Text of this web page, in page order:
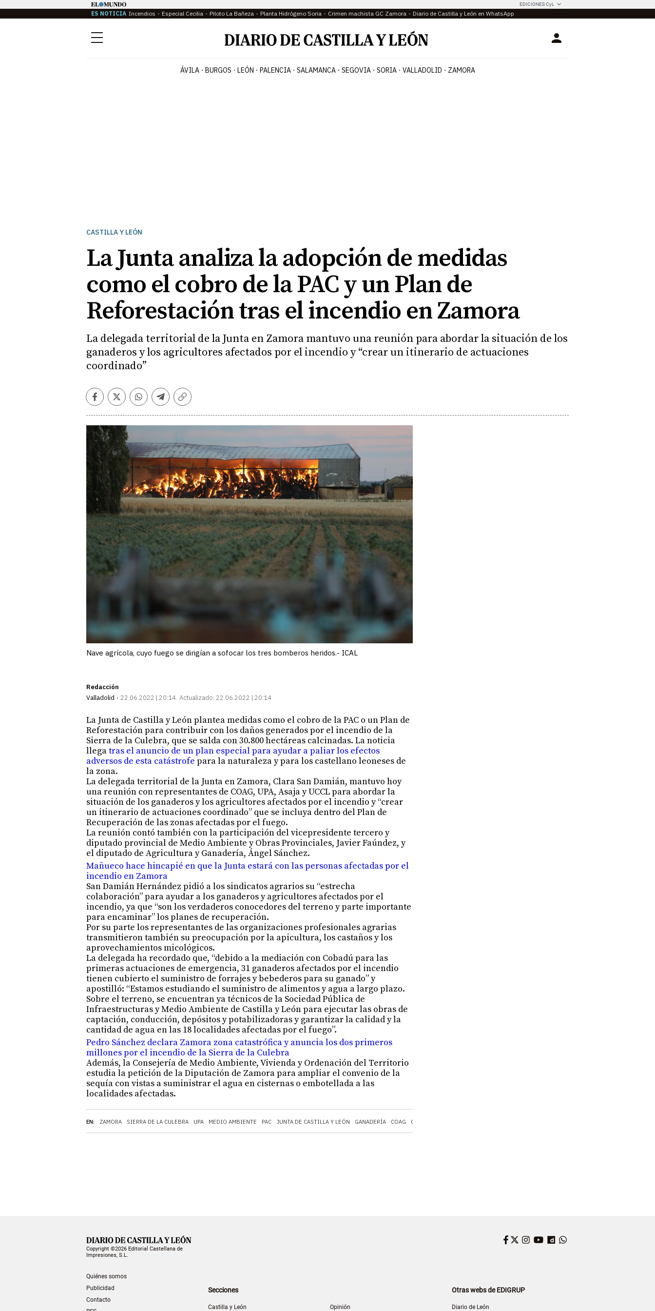
EDICIONES CyL
ES NOTICIA Incendios Especial Cecilia Piloto La Bañeza Planta Hidrógeno Soria Crimen machista GC Zamora Diario de Castilla y León en WhatsApp
Menú Login
ÁVILA BURGOS LEÓN PALENCIA SALAMANCA SEGOVIA SORIA VALLADOLID ZAMORA
CASTILLA Y LEÓN
La Junta analiza la adopción de medidas
como el cobro de la PAC y un Plan de
Reforestación tras el incendio en Zamora
La delegada territorial de la Junta en Zamora mantuvo una reunión para abordar la situación de los
ganaderos y los agricultores afectados por el incendio y “crear un itinerario de actuaciones
coordinado”
Facebook
TwitterWhatsapp
Telegram
Copiar
Nave agrícola, cuyo fuego se dirigían a sofocar los tres bomberos heridos.- ICAL
Redacción
Valladolid
22.06.2022 | 20:14 Actualizado: 22.06.2022 | 20:14
EN: ZAMORA SIERRA DE LA CULEBRA UPA MEDIO AMBIENTE PAC JUNTA DE CASTILLA Y LEÓN GANADERÍA COAG CASTILLA Y LEÓN
La Junta de Castilla y León plantea medidas como el cobro de la PAC o un Plan de
Reforestación para contribuir con los daños generados por el incendio de la
Sierra de la Culebra, que se salda con 30.800 hectáreas calcinadas. La noticia
llegatras el anuncio de un plan especial para ayudar a paliar los efectos
adversos de esta catástrofe para la naturaleza y para los castellano leoneses de
la zona.
La delegada territorial de la Junta en Zamora, Clara San Damián, mantuvo hoy
una reunión con representantes de COAG, UPA, Asaja y UCCL para abordar la
situación de los ganaderos y los agricultores afectados por el incendio y “crear
un itinerario de actuaciones coordinado” que se incluya dentro del Plan de
Recuperación de las zonas afectadas por el fuego.
La reunión contó también con la participación del vicepresidente tercero y
diputado provincial de Medio Ambiente y Obras Provinciales, Javier Faúndez, y
el diputado de Agricultura y Ganadería, Ángel Sánchez.
Mañueco hace hincapié en que la Junta estará con las personas afectadas por el
incendio en Zamora
San Damián Hernández pidió a los sindicatos agrarios su “estrecha
colaboración” para ayudar a los ganaderos y agricultores afectados por el
incendio, ya que “son los verdaderos conocedores del terreno y parte importante
para encaminar” los planes de recuperación.
Por su parte los representantes de las organizaciones profesionales agrarias
transmitieron también su preocupación por la apicultura, los castaños y los
aprovechamientos micológicos.
La delegada ha recordado que, “debido a la mediación con Cobadú para las
primeras actuaciones de emergencia, 31 ganaderos afectados por el incendio
tienen cubierto el suministro de forrajes y bebederos para su ganado” y
apostilló: “Estamos estudiando el suministro de alimentos y agua a largo plazo.
Sobre el terreno, se encuentran ya técnicos de la Sociedad Pública de
Infraestructuras y Medio Ambiente de Castilla y León para ejecutar las obras de
captación, conducción, depósitos y potabilizadoras y garantizar la calidad y la
cantidad de agua en las 18 localidades afectadas por el fuego”.
Pedro Sánchez declara Zamora zona catastrófica y anuncia los dos primeros
millones por el incendio de la Sierra de la Culebra
Además, la Consejería de Medio Ambiente, Vivienda y Ordenación del Territorio
estudia la petición de la Diputación de Zamora para ampliar el convenio de la
sequía con vistas a suministrar el agua en cisternas o embotellada a las
localidades afectadas.
Copyright ©2026 Editorial Castellana de
Impresiones, S.L.
Quiénes somos
Publicidad
Contacto
Facebook
Twitter
Instagram
YouTube
Dailymotion
Secciones
Castilla y León Opinión
Otras webs de EDIGRUP
Diario de León